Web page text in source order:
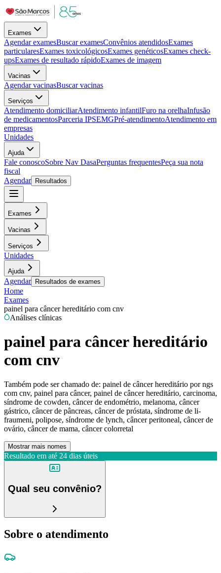
Exames
Agendar examesBuscar examesConvênios atendidosExames
particularesExames toxicológicosExames genéticosExames check-
upsExames de resultado rápidoExames de imagem
Vacinas
Agendar vacinasBuscar vacinas
Serviços
Atendimento domiciliarAtendimento infantilFuro na orelhaInfusão
de medicamentosParceria IPSEMGPré-atendimentoAtendimento em
empresas
Unidades
Ajuda
Fale conoscoSobre Nav DasaPerguntas frequentesPeça sua nota
fiscal
Agendar
Resultados
Exames
Vacinas
Serviços
Unidades
Ajuda
Agendar Resultados de exames
Home
Exames
painel para câncer hereditário com cnv
Análises clínicas
painel para câncer hereditário
com cnv
Também pode ser chamado de: painel de câncer hereditário por ngs
com cnv, painel para câncer, painel de câncer hereditário, carcinoma,
síndrome de cowden, câncer de endométrio, melanoma, câncer
gástrico, câncer de pâncreas, câncer de próstata, síndrome de li-
fraumeni, polipose, síndrome de lynch, câncer peritoneal, câncer de
ovário, câncer de mama, câncer colorretal
Mostrar mais nomes
Resultado em até 24 dias úteis
Qual seu convênio?
Sobre o atendimento